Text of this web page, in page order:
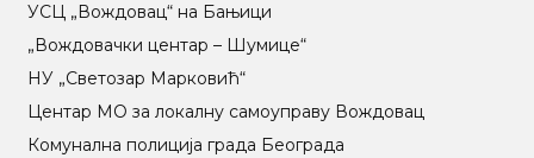
УСЦ „Вождовац“ на Бањици
„Вождовачки центар – Шумице“
НУ „Светозар Марковић“
Центар МO за локалну самоуправу Вождовац
Комунална полиција града Београда